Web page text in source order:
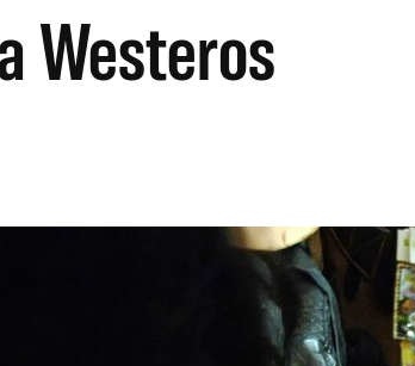
Westeros